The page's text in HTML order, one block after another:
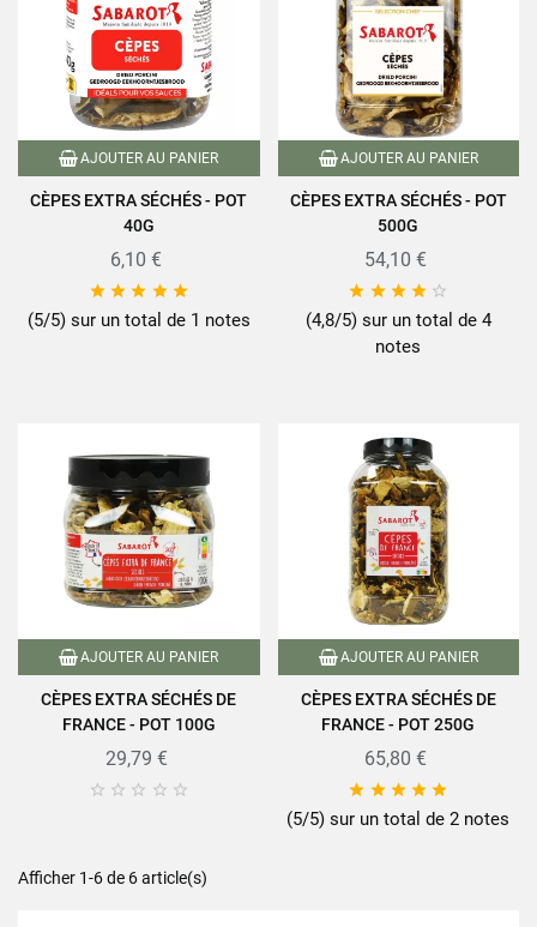
AJOUTER AU PANIER
CÈPES EXTRA SÉCHÉS - POT
40G
6,10 €
    
(5/5) sur un total de 1 notes
AJOUTER AU PANIER
CÈPES EXTRA SÉCHÉS - POT
500G
54,10 €
    
(4,8/5) sur un total de 4
notes
AJOUTER AU PANIER
CÈPES EXTRA SÉCHÉS DE
FRANCE - POT 100G
29,79 €
    
AJOUTER AU PANIER
CÈPES EXTRA SÉCHÉS DE
FRANCE - POT 250G
65,80 €
    
(5/5) sur un total de 2 notes
Afficher 1-6 de 6 article(s)